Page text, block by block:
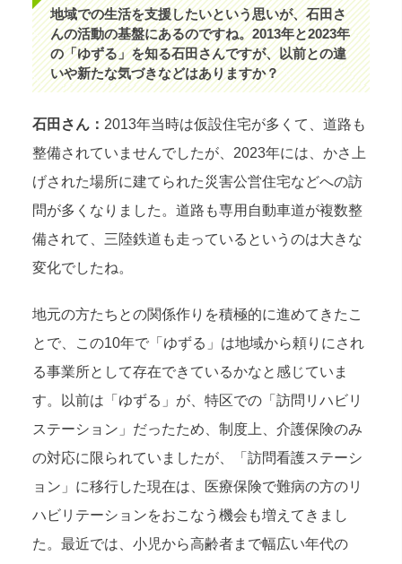
地域での生活を支援したいという思いが、石田さ
んの活動の基盤にあるのですね。2013年と2023年
の「ゆずる」を知る石田さんですが、以前との違
いや新たな気づきなどはありますか？
石田さん： 2013年当時は仮設住宅が多くて、道路も
整備されていませんでしたが、2023年には、かさ上
げされた場所に建てられた災害公営住宅などへの訪
問が多くなりました。道路も専用自動車道が複数整
備されて、三陸鉄道も走っているというのは大きな
変化でしたね。
地元の方たちとの関係作りを積極的に進めてきたこ
とで、この10年で「ゆずる」は地域から頼りにされ
る事業所として存在できているかなと感じていま
す。以前は「ゆずる」が、特区での「訪問リハビリ
ステーション」だったため、制度上、介護保険のみ
の対応に限られていましたが、「訪問看護ステーシ
ョン」に移行した現在は、医療保険で難病の方のリ
ハビリテーションをおこなう機会も増えてきまし
た。最近では、小児から高齢者まで幅広い年代の